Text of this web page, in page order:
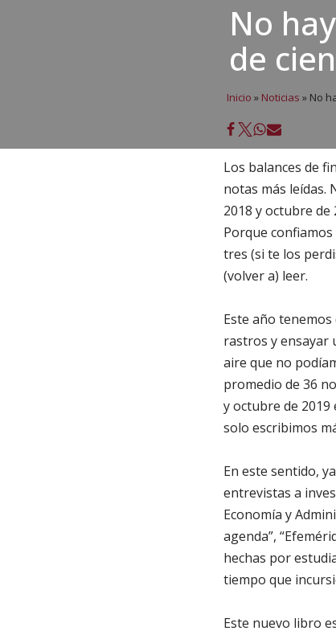
No
de
Inicio » Noticias » No
Los balances de
notas más leídas.
2018 y octubre
Porque
tres (si te los
(volver a) leer.
Este año
rastros y ensayar
aire que no
promedio de 36
y octubre de
solo escribimos
En este sentido,
entrevistas a
Economía y
agenda”,
hechas por
tiempo que
Este nuevo libro